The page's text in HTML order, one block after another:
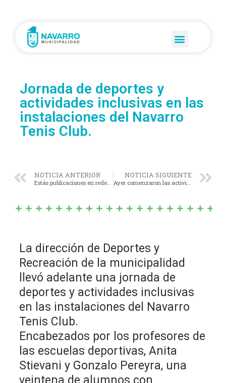
Jornada de deportes y
actividades inclusivas en las
instalaciones del Navarro
Tenis Club.
NOTICIA ANTERIOR
Estás publicaciones en redes sociales NO CORRESPONDEN a un plan Nacional, Provincial ni Municipal sobre viviendas.
NOTICIA SIGUIENTE
Ayer comenzaron las actividades de vacaciones de invierno.
La dirección de Deportes y
Recreación de la municipalidad
llevó adelante una jornada de
deportes y actividades inclusivas
en las instalaciones del Navarro
Tenis Club.
Encabezados por los profesores de
las escuelas deportivas, Anita
Stievani y Gonzalo Pereyra, una
veintena de alumnos con